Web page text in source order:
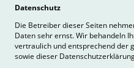
Datenschutz
Die Betreiber dieser Seiten
Daten sehr ernst. Wir behandeln
vertraulich und entsprechend der
sowie dieser